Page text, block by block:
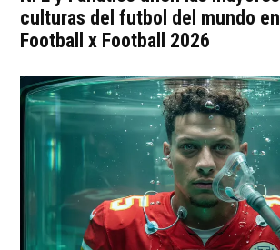
culturas del futbol del mundo en
Football x Football 2026